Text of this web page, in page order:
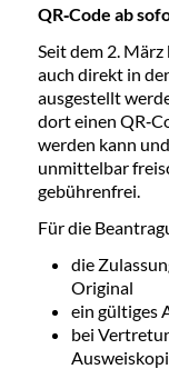
QR‑Code ab
Seit dem 2.
auch direkt in
ausgestellt
dort einen
werden kann
unmittelbar
gebührenfrei.
Für die
die
Original
ein gültiges
bei